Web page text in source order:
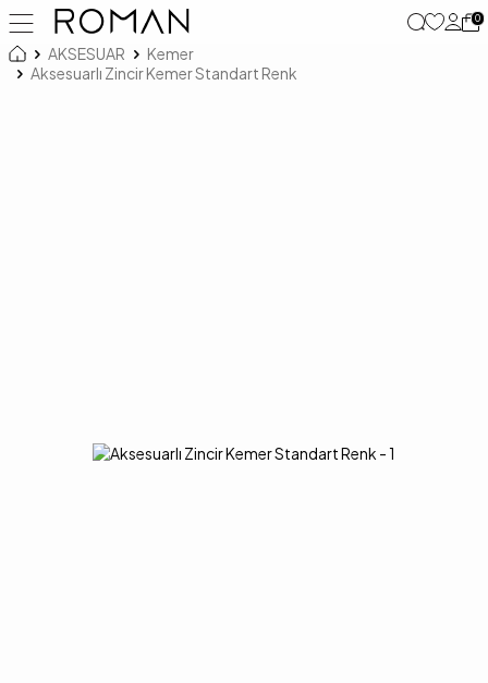
0
AKSESUAR
Kemer
Aksesuarlı Zincir Kemer Standart Renk